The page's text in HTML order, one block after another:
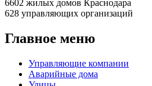
6602 жилых домов Краснодара
628 управляющих организаций
Главное меню
Управляющие компании
Аварийные дома